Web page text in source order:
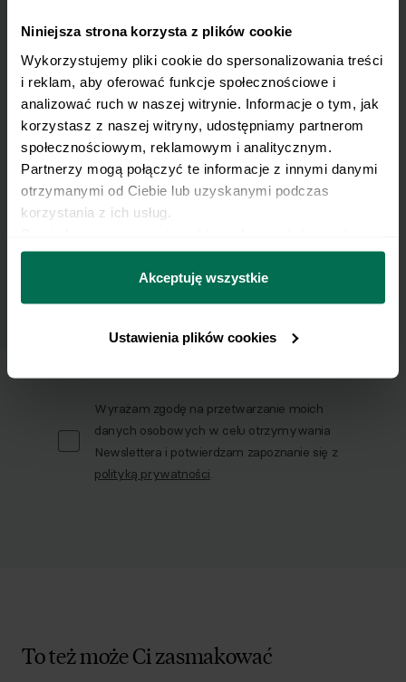
Niniejsza strona korzysta z plików cookie
Wykorzystujemy pliki cookie do spersonalizowania treści
i reklam, aby oferować funkcje społecznościowe i
analizować ruch w naszej witrynie. Informacje o tym, jak
korzystasz z naszej witryny, udostępniamy partnerom
społecznościowym, reklamowym i analitycznym.
Partnerzy mogą połączyć te informacje z innymi danymi
otrzymanymi od Ciebie lub uzyskanymi podczas
korzystania z ich usług.
można się z nami skontaktować i w jaki sposób
przetwarzamy dane osobowe w ramach
prywatności.
Akceptuję wszystkie
Ustawienia plików cookies
Wyślij przepis na e-mail
Nasze najlepsze przepisy, prosto na Twoja
skrzynkę e-mail.
Zapisz się do naszego Newslettera
Imię
Wyślij
Wyrażam zgodę na przetwarzanie moich
danych osobowych w celu otrzymywania
Newslettera i potwierdzam zapoznanie się z
polityką prywatności.
To też może Ci zasmakować